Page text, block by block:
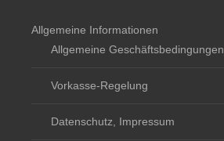
Allgemeine Informationen
Allgemeine Geschäftsbedingungen
Vorkasse-Regelung
Datenschutz, Impressum